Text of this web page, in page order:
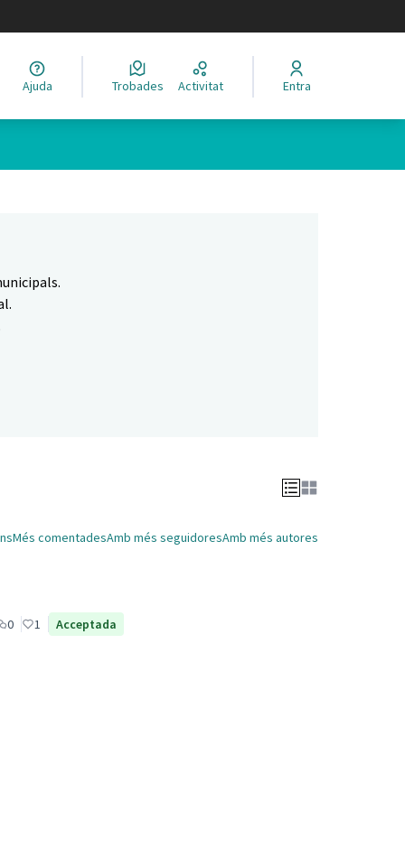
Elegir el idioma
Ajuda Trobades Activitat Entra
Més comentadesAmb més seguidoresAmb més autores
0 1 Acceptada